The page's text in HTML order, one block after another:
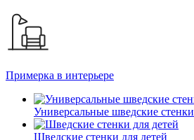
Примерка в интерьере
Универсальные шведские стенки
Шведские стенки для детей